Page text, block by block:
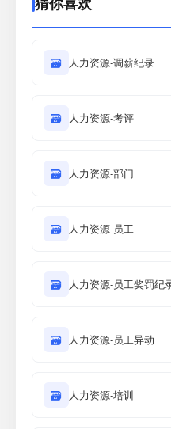
🗃 人力资源-调薪纪录
🗃 人力资源-考评
🗃 人力资源-部门
🗃 人力资源-员工
🗃 人力资源-员工奖罚纪
🗃 人力资源-员工异动
🗃 人力资源-培训